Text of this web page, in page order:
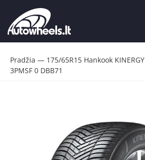
Pradžia — 175/65R15 Hankook
3PMSF 0 DBB71